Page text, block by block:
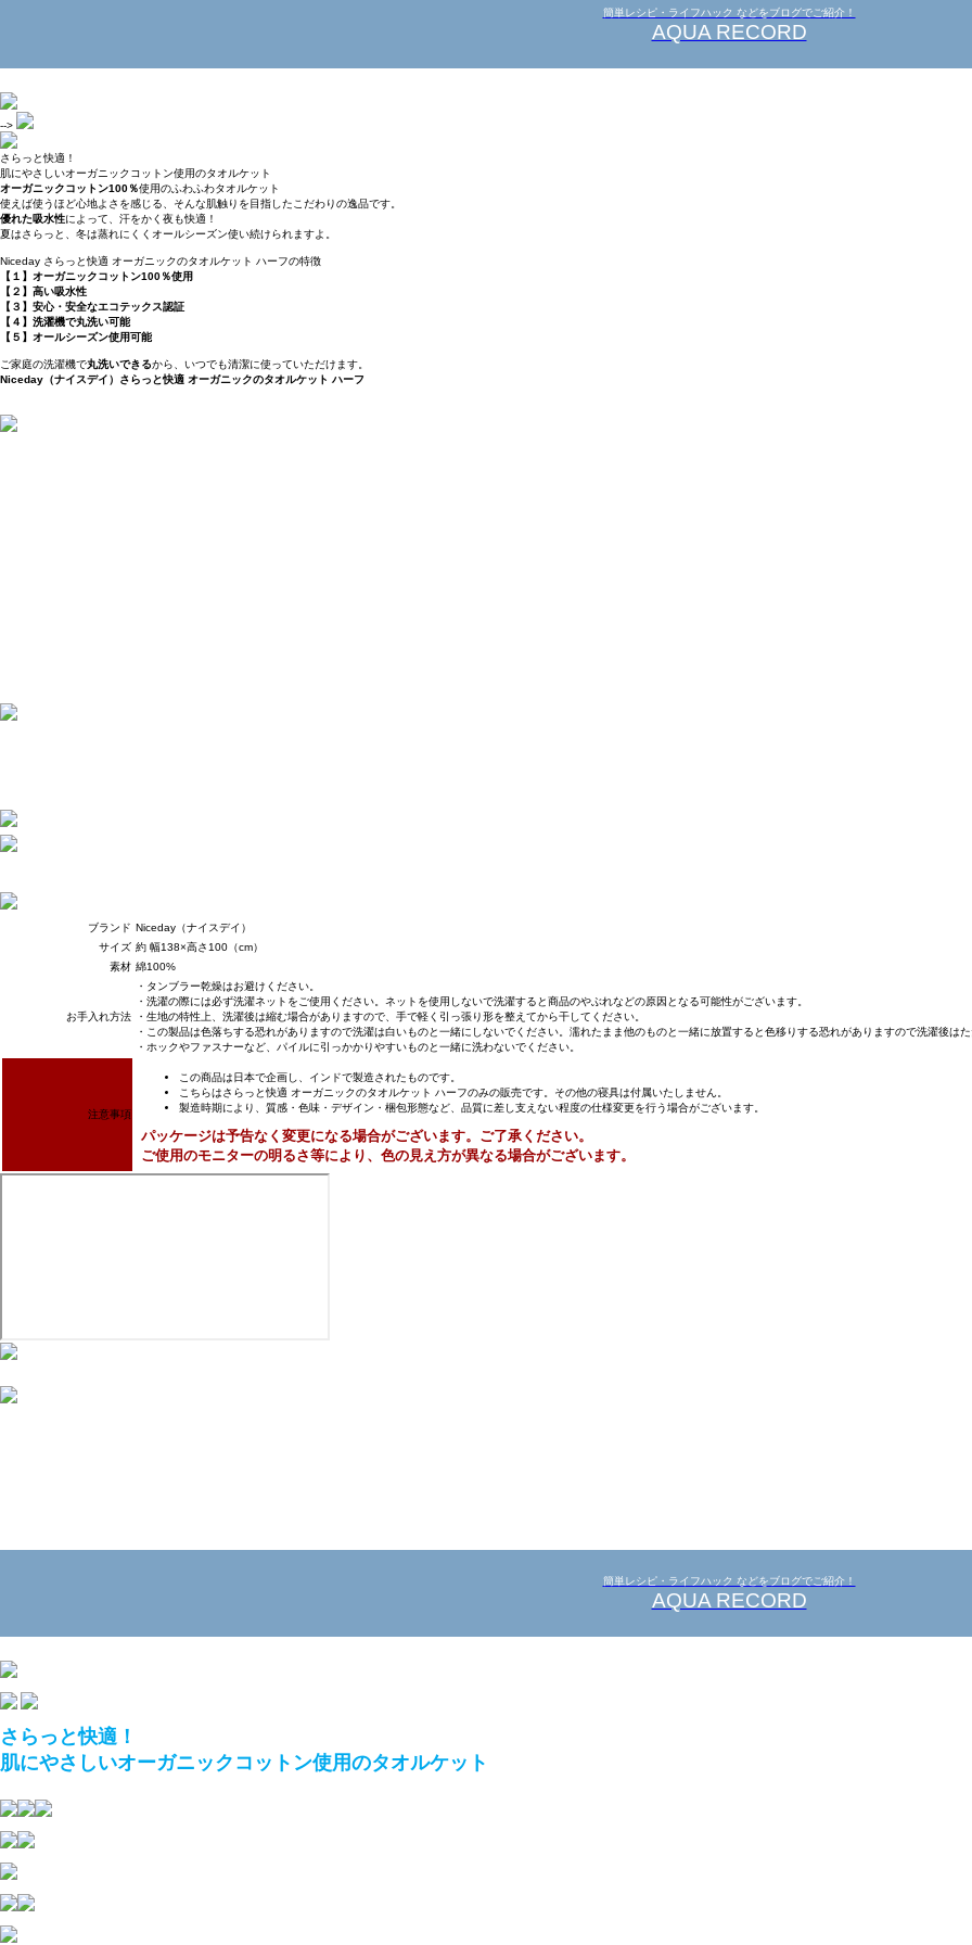
簡単レシピ・ライフハック などをブログでご紹介！
AQUA RECORD
-->
さらっと快適！
肌にやさしいオーガニックコットン使用のタオルケット
オーガニックコットン100％使用のふわふわタオルケット
使えば使うほど心地よさを感じる、そんな肌触りを目指したこだわりの逸品です。
優れた吸水性によって、汗をかく夜も快適！
夏はさらっと、冬は蒸れにくくオールシーズン使い続けられますよ。
Niceday さらっと快適 オーガニックのタオルケット ハーフの特徴
【１】オーガニックコットン100％使用
【２】高い吸水性
【３】安心・安全なエコテックス認証
【４】洗濯機で丸洗い可能
【５】オールシーズン使用可能
ご家庭の洗濯機で丸洗いできるから、いつでも清潔に使っていただけます。
Niceday（ナイスデイ）さらっと快適 オーガニックのタオルケット ハーフ
ブランド Niceday（ナイスデイ）
サイズ 約 幅138×高さ100（cm）
素材 綿100%
お手入れ方法
・タンブラー乾燥はお避けください。
・洗濯の際には必ず洗濯ネットをご使用ください。ネットを使用しないで洗濯すると商品のやぶれなどの原因となる可能性がございます。
・生地の特性上、洗濯後は縮む場合がありますので、手で軽く引っ張り形を整えてから干してください。
・この製品は色落ちする恐れがありますので洗濯は白いものと一緒にしないでください。濡れたまま他のものと一緒に放置すると色移りする恐れがありますので洗濯後はた
・ホックやファスナーなど、パイルに引っかかりやすいものと一緒に洗わないでください。
注意事項
この商品は日本で企画し、インドで製造されたものです。
こちらはさらっと快適 オーガニックのタオルケット ハーフのみの販売です。その他の寝具は付属いたしません。
製造時期により、質感・色味・デザイン・梱包形態など、品質に差し支えない程度の仕様変更を行う場合がございます。
パッケージは予告なく変更になる場合がございます。ご了承ください。
ご使用のモニターの明るさ等により、色の見え方が異なる場合がございます。
簡単レシピ・ライフハック などをブログでご紹介！
AQUA RECORD
さらっと快適！
肌にやさしいオーガニックコットン使用のタオルケット